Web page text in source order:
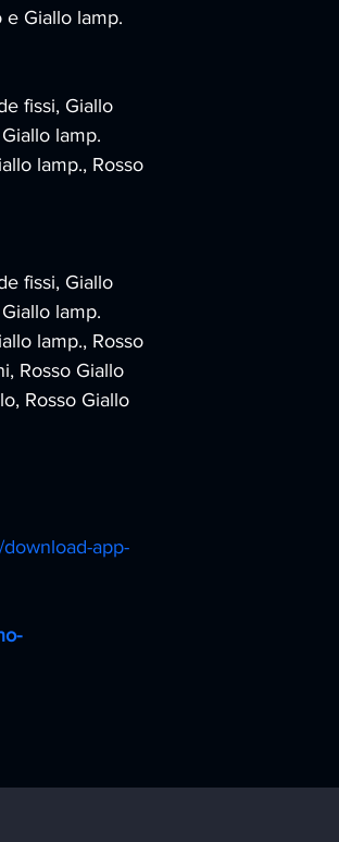
Giallo lamp.
fissi, Giallo
lamp.
lamp., Rosso
fissi, Giallo
lamp.
lamp., Rosso
Rosso Giallo
Rosso Giallo
app-